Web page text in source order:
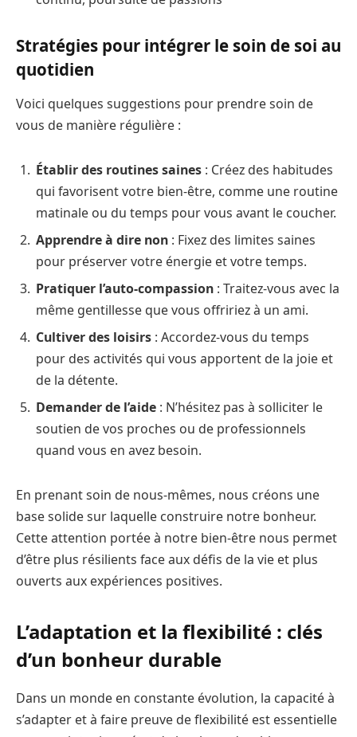
Stratégies pour intégrer le soin de soi au
quotidien
Voici quelques suggestions pour prendre soin de
vous de manière régulière :
Établir des routines saines : Créez des habitudes
qui favorisent votre bien-être, comme une routine
matinale ou du temps pour vous avant le coucher.
Apprendre à dire non : Fixez des limites saines
pour préserver votre énergie et votre temps.
Pratiquer l’auto-compassion : Traitez-vous avec la
même gentillesse que vous offririez à un ami.
Cultiver des loisirs : Accordez-vous du temps
pour des activités qui vous apportent de la joie et
de la détente.
Demander de l’aide : N’hésitez pas à solliciter le
soutien de vos proches ou de professionnels
quand vous en avez besoin.
En prenant soin de nous-mêmes, nous créons une
base solide sur laquelle construire notre bonheur.
Cette attention portée à notre bien-être nous permet
d’être plus résilients face aux défis de la vie et plus
ouverts aux expériences positives.
L’adaptation et la flexibilité : clés
d’un bonheur durable
Dans un monde en constante évolution, la capacité à
s’adapter et à faire preuve de flexibilité est essentielle